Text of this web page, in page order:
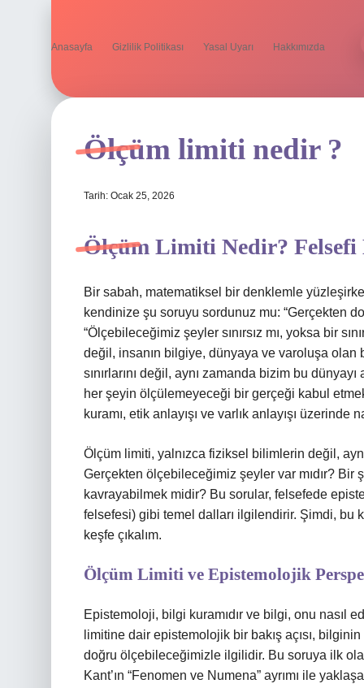
Anasayfa Gizlilik Politikası Yasal Uyarı Hakkımızda
Ölçüm limiti nedir ?
Tarih: Ocak 25, 2026
Ölçüm Limiti Nedir?
Bir sabah, matematiksel bir denklemle
kendinize şu soruyu sordunuz mu: “Gerçekten
“Ölçebileceğimiz şeyler sınırsız mı, yoksa bir
değil, insanın bilgiye, dünyaya ve varoluşa olan
sınırlarını değil, aynı zamanda bizim bu
her şeyin ölçülemeyeceği bir gerçeği kabul
kuramı, etik anlayışı ve varlık anlayışı üzerinde
Ölçüm limiti, yalnızca fiziksel bilimlerin değil,
Gerçekten ölçebileceğimiz şeyler var mıdır?
kavrayabilmek midir? Bu sorular, felsefede
felsefesi) gibi temel dalları ilgilendirir. Şimdi, bu
keşfe çıkalım.
Ölçüm Limiti ve Epistemolojik
Epistemoloji, bilgi kuramıdır ve bilgi, onu nasıl
limitine dair epistemolojik bir bakış açısı,
doğru ölçebileceğimizle ilgilidir. Bu soruya ilk
Kant’ın “Fenomen ve Numena” ayrımı ile